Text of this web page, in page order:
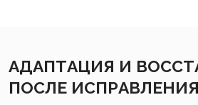
АДАПТАЦИЯ И
ПОСЛЕ